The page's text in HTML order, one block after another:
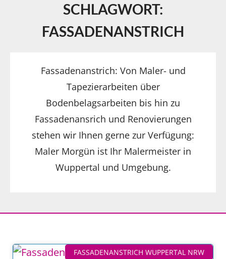
SCHLAGWORT:
FASSADENANSTRICH
Fassadenanstrich: Von Maler- und
Tapezierarbeiten über
Bodenbelagsarbeiten bis hin zu
Fassadenansrich und Renovierungen
stehen wir Ihnen gerne zur Verfügung:
Maler Morgün ist Ihr Malermeister in
Wuppertal und Umgebung.
FASSADENANSTRICH WUPPERTAL NRW